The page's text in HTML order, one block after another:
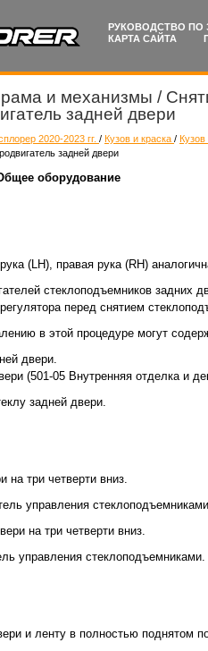
РУКОВОДСТВО ПО
КАРТА САЙТА
и механизмы /
задней двери
2020-2023 гг. / Кузов и краска /
задней двери
оборудование
(LH), правая рука (RH)
стеклоподъемников задних
перед снятием
в этой процедуре могут
двери.
(501-05 Внутренняя отделка и
задней двери.
на три четверти вниз.
управления
на три четверти вниз.
управления стеклоподъемниками.
и ленту в полностью поднятом